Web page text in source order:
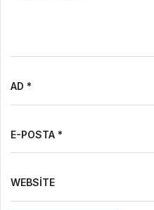
AD *
E-POSTA *
WEBSITE